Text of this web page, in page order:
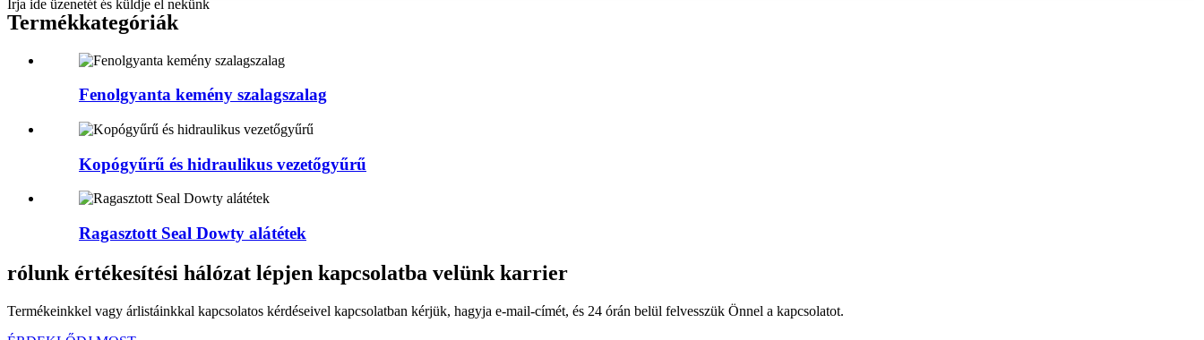
Írja ide üzenetét és küldje el nekünk
Termékkategóriák
Fenolgyanta kemény szalagszalag
Kopógyűrű és hidraulikus vezetőgyűrű
Ragasztott Seal Dowty alátétek
rólunk értékesítési hálózat lépjen kapcsolatba velünk karrier
Termékeinkkel vagy árlistáinkkal kapcsolatos kérdéseivel kapcsolatban kérjük, hagyja e-mail-címét, és 24 órán belül felvesszük Önnel a kapcsolatot.